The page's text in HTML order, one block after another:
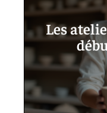
Les